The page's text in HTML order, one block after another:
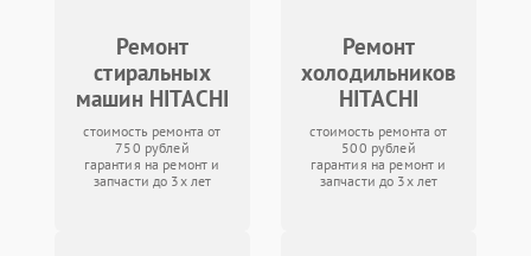
Ремонт
стиральных
машин HITACHI
стоимость ремонта от
750 рублей
гарантия на ремонт и
запчасти до 3х лет
Ремонт
холодильников
HITACHI
стоимость ремонта от
500 рублей
гарантия на ремонт и
запчасти до 3х лет